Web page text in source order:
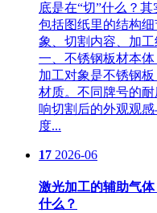
底是在“切”什么？
包括图纸里的结构
象、切割内容、加工
一、不锈钢板材本
加工对象是不锈钢
材质。不同牌号的
响切割后的外观观
度...
17 2026-06
激光加工的辅助气
什么？